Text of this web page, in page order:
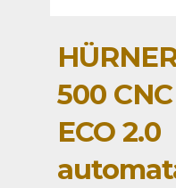
500 CNC
ECO 2.0